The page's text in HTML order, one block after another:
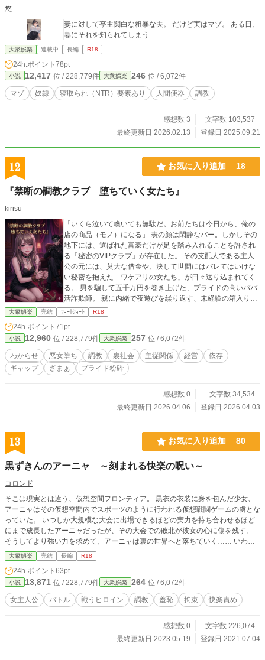
悠
妻に対して亭主関白な粗暴な夫。 だけど実はマゾ。 ある日、
妻にそれを知られてしまう
大衆娯楽 連載中 長編 R18
24h.ポイント 78pt
小説 12,417 位 / 228,779件 大衆娯楽 246 位 / 6,072件
マゾ 奴隷 寝取られ（NTR）要素あり 人間便器 調教
感想数 3
文字数 103,537
最終更新日 2026.02.13
登録日 2025.09.21
12 お気に入り追加 18
『禁断の調教クラブ 堕ちていく女たち』
kirisu
「いくら泣いて喚いても無駄だ。お前たちは今日から、俺の
店の商品（モノ）になる」 表の顔は閑静なバー。しかしその
地下には、選ばれた富豪だけが足を踏み入れることを許され
る「秘密のVIPクラブ」が存在した。 その支配人である主人
公の元には、莫大な借金や、決して世間にはバレてはいけな
い秘密を抱えた「ワケアリの女たち」が日々送り込まれてく
る。 男を騙して五千万円を巻き上げた、プライドの高いパパ
活詐欺師。 親に内緒で夜遊びを繰り返す、未経験の箱入りお
嬢様（偽ギャル）。 自称・上級ドMの女に、貞淑な顔の裏に
劣情を隠し持った若奥様……。 彼女たちは皆、最初は「私を
誰だと思ってるの？」「ちょっと泣けば騙せる」と己の女の
武器を過信し、主人公を見下して反抗する。 だが、プロの調
教者である主人公の「圧倒的な技術」と「冷徹な支配」の前
に、彼女たちの薄っぺらいプライドは木っ端微塵に砕け散っ
ていく。 拘束台での容赦のない査定、恥辱にまみれた徹底的
女たちの心と体を隅々まで解体し、極上の「商品」へと育て
大衆娯楽 完結 ｼｮｰﾄｼｮｰﾄ R18
24h.ポイント 71pt
小説 12,960 位 / 228,779件 大衆娯楽 257 位 / 6,072件
わからせ 悪女堕ち 調教 裏社会 主従関係 経営
依存
ギャップ
ざまぁ プライド粉砕
感想数 0
文字数 34,534
最終更新日 2026.04.06
登録日 2026.04.03
13 お気に入り追加 80
黒ずきんのアーニャ ～刻まれる快楽の呪い～
コロンド
そこは現実とは違う、仮想空間フロンティア。 黒衣の衣装に身を包んだ少女、
アーニャはその仮想空間内でスポーツのように行われる仮想戦闘ゲームの虜とな
っていた。 いつしか大規模な大会に出場できるほどの実力を持ち合わせるほど
にまで成長したアーニャだったが、その大会での敗北が彼女の心に傷を残す。
そうしてより強い力を求めて、アーニャは裏の世界へと落ちていく…… いわゆ
る戦う女の子が酷い目にあう系の物語です。 □■□■□■□■□■□■□■□■□■□■□■ Fanti
aでは限定エピソードや先行してお話を公開しているので、気になった方はよか
ったら覗いてみて下さい。 https://fantia.jp/fanclubs/30630
大衆娯楽 完結 長編 R18
24h.ポイント 63pt
小説 13,871 位 / 228,779件 大衆娯楽 264 位 / 6,072件
女主人公 バトル 戦うヒロイン 調教 羞恥 拘束 快楽責め
感想数 0
文字数 226,074
最終更新日 2023.05.19
登録日 2021.07.04